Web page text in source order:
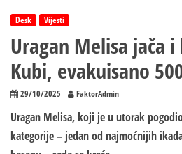
Desk Vijesti
Uragan Melisa jača i
Kubi, evakuisano
29/10/2025 FaktorAdmin
Uragan Melisa, koji je u utorak
kategorije – jedan od najmoćnijih